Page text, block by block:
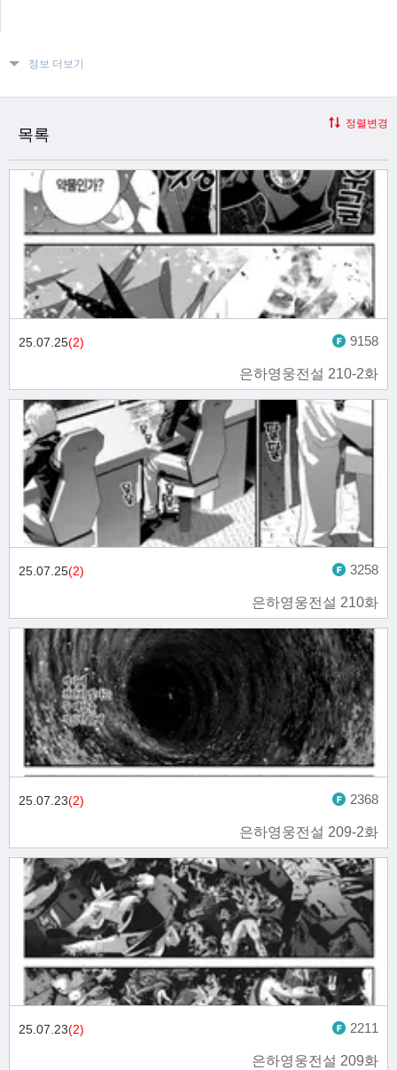
정보 더보기
목록
정렬변경
은하영웅전설 210-2화
25.07.25(2) 9158
은하영웅전설 210화
25.07.25(2) 3258
은하영웅전설 209-2화
25.07.23(2) 2368
은하영웅전설 209화
25.07.23(2) 2211